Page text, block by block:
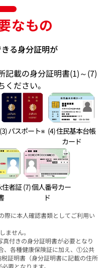
なもの
る身分証明が
記載の身分証明書(1)～(7)
ださい。
(3) パスポート※ (4) 住民基本台帳
カード
住者証 (7) 個人番号カー
ド
際に本人確認書類としてご利用い
ません。
付きの身分証明書が必要となり
、各種健康保険証に加え、①公共
証明書（身分証明書に記載の住所
要となります。